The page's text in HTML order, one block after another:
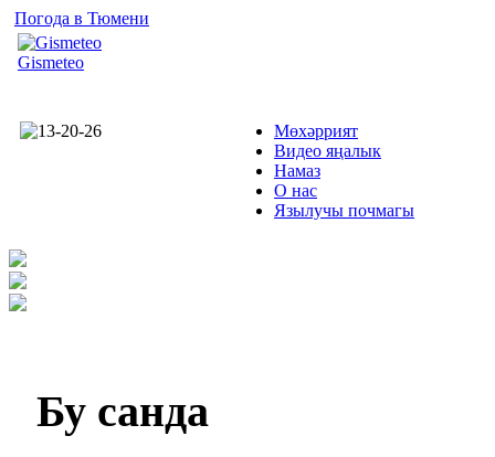
Погода в Тюмени
Gismeteo
Мөхәррият
Видео яңалык
Намаз
О нас
Язылучы почмагы
Бу санда